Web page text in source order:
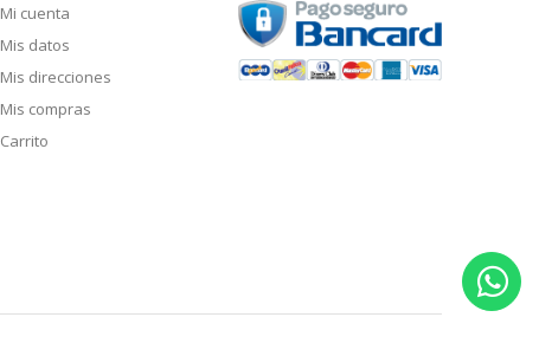
Mi cuenta
Mis datos
Mis direcciones
Mis compras
Carrito